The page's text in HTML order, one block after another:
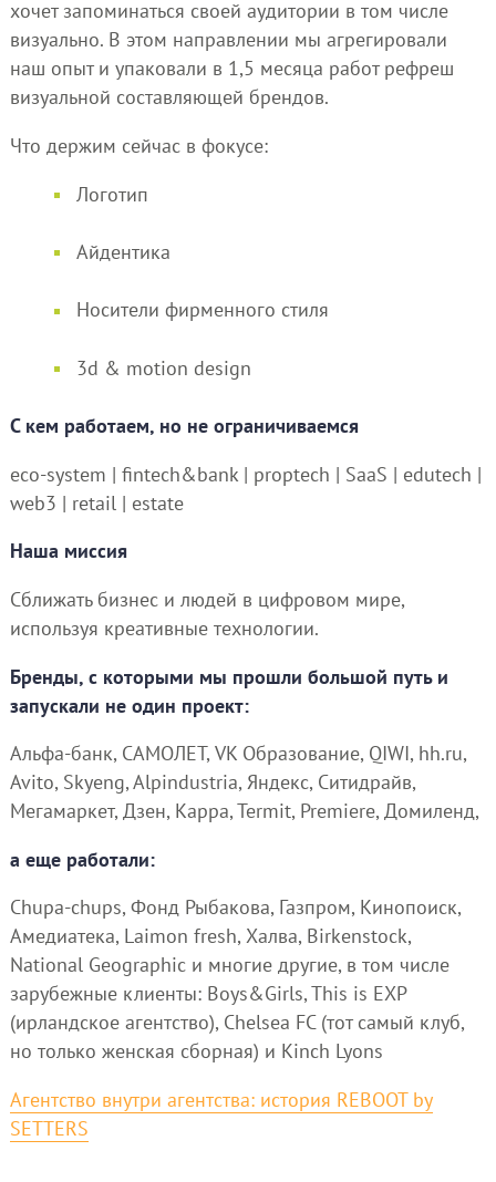
хочет запоминаться своей аудитории в том числе
визуально. В этом направлении мы агрегировали
наш опыт и упаковали в 1,5 месяца работ рефреш
визуальной составляющей брендов.
Что держим сейчас в фокусе:
Логотип
Айдентика
Носители фирменного стиля
3d & motion design
C кем работаем, но не ограничиваемся
eco-system | fintech&bank | proptech | SaaS | edutech |
web3 | retail | estate
Наша миссия
Сближать бизнес и людей в цифровом мире,
используя креативные технологии.
Бренды, с которыми мы прошли большой путь и
запускали не один проект:
Альфа-банк, САМОЛЕТ, VK Образование, QIWI, hh.ru,
Avito, Skyeng, Alpindustria, Яндекс, Ситидрайв,
Мегамаркет, Дзен, Kappa, Termit, Premiere, Домиленд,
а еще работали:
Chupa-chups, Фонд Рыбакова, Газпром, Кинопоиск,
Амедиатека, Laimon fresh, Халва, Birkenstock,
National Geographic и многие другие, в том числе
зарубежные клиенты: Boys&Girls, This is EXP
(ирландское агентство), Chelsea FC (тот самый клуб,
но только женская сборная) и Kinch Lyons
Агентство внутри агентства: история REBOOT by
SETTERS